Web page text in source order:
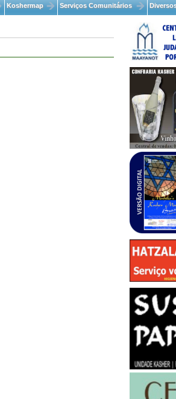
Koshermap Serviços Comunitários